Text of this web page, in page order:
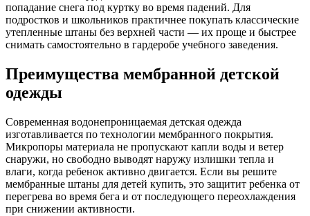
попадание снега под куртку во время падений. Для
подростков и школьников практичнее покупать классические
утепленные штаны без верхней части — их проще и быстрее
снимать самостоятельно в гардеробе учебного заведения.
Преимущества мембранной детской
одежды
Современная водонепроницаемая детская одежда
изготавливается по технологии мембранного покрытия.
Микропоры материала не пропускают капли воды и ветер
снаружи, но свободно выводят наружу излишки тепла и
влаги, когда ребенок активно двигается. Если вы решите
мембранные штаны для детей купить, это защитит ребенка от
перегрева во время бега и от последующего переохлаждения
при снижении активности.